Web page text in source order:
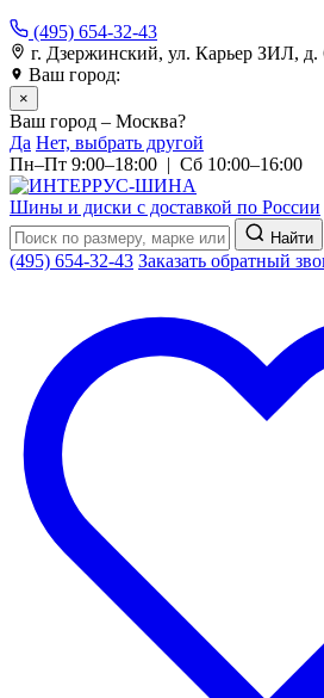
(495) 654-32-43
г. Дзержинский, ул. Карьер ЗИЛ, д.
Ваш город:
×
Ваш город – Москва?
Да Нет, выбрать другой
Пн–Пт 9:00–18:00 | Сб 10:00–16:00
Шины и диски с доставкой по России
Найти
(495) 654-32-43 Заказать обратный